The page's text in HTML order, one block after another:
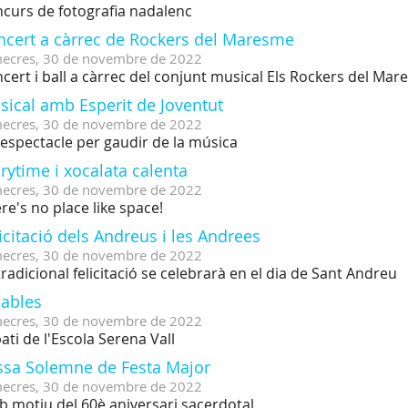
de fotografia nadalenc
a càrrec de Rockers del Maresme
30 de novembre de 2022
i ball a càrrec del conjunt musical Els Rockers del
amb Esperit de Joventut
30 de novembre de 2022
per gaudir de la música
i xocalata calenta
30 de novembre de 2022
no place like space!
dels Andreus i les Andrees
30 de novembre de 2022
felicitació se celebrarà en el dia de Sant Andreu
30 de novembre de 2022
de l'Escola Serena Vall
Solemne de Festa Major
30 de novembre de 2022